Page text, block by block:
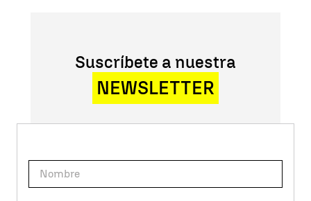
Suscríbete a nuestra
NEWSLETTER